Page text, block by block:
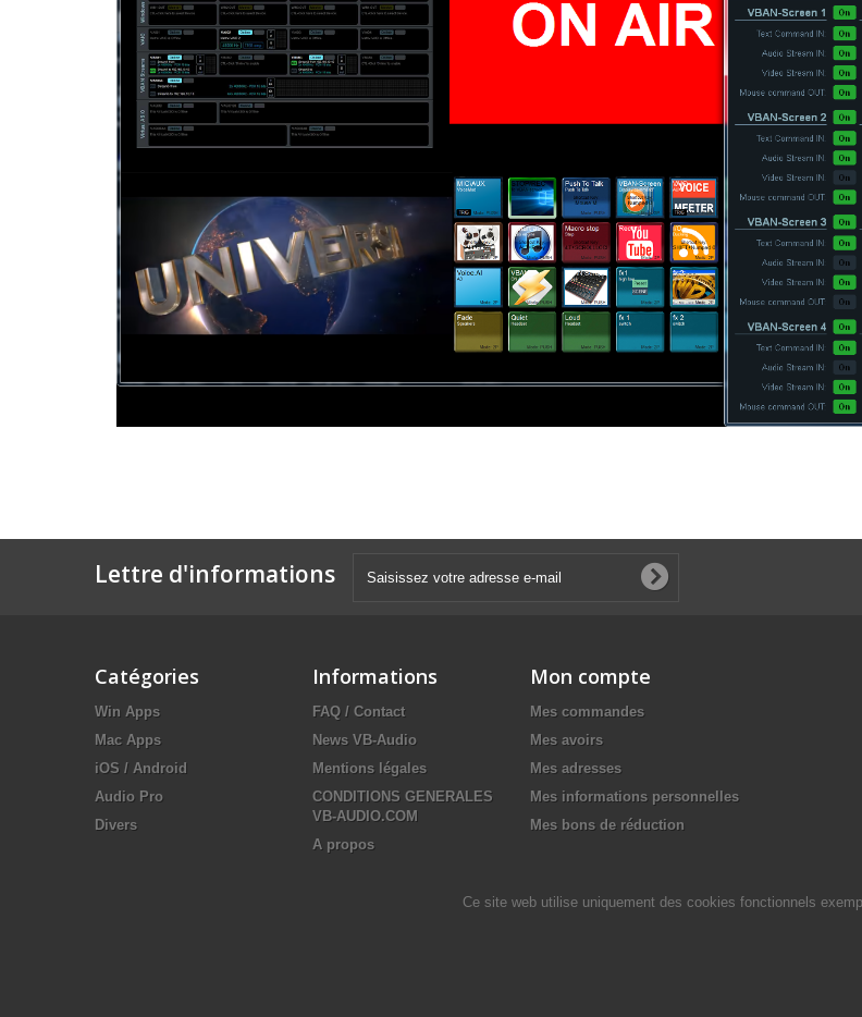
Lettre d'informations
Catégories
Win Apps
Mac Apps
iOS / Android
Audio Pro
Divers
Informations
FAQ / Contact
News VB-Audio
Mentions légales
CONDITIONS GENERALES
VB-AUDIO.COM
A propos
Mon compte
Mes commandes
Mes avoirs
Mes adresses
Mes informations personnelles
Mes bons de réduction
Ce site web utilise uniquement des cookies fonctionnels